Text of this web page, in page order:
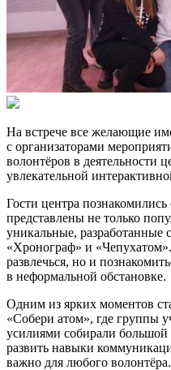
На встрече все желающие
с организаторами
волонтёров в деятельности
увлекательной
Гости центра познакомились
представлены не только
уникальные,
«Хронограф» и
развлечься, но и
в неформальной обстановке.
Одним из ярких моментов
«Собери атом», где группы
усилиями собирали большой
развить навыки
важно для любого волонтёра.